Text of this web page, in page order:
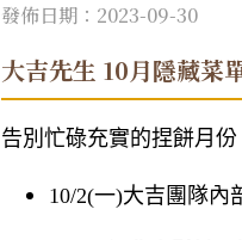
發佈日期：2023-09-30
大吉先生 10月隱藏菜
告別忙碌充實的捏餅月
10/2(一)大吉團隊內